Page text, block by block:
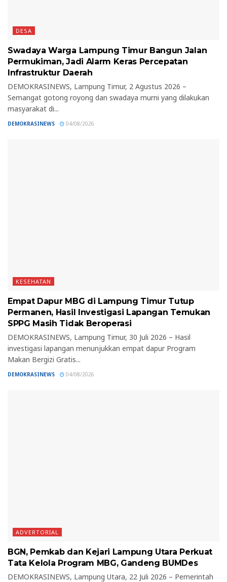
DESA
Swadaya Warga Lampung Timur Bangun Jalan
Permukiman, Jadi Alarm Keras Percepatan
Infrastruktur Daerah
DEMOKRASINEWS, Lampung Timur, 2 Agustus 2026 –
Semangat gotong royong dan swadaya murni yang dilakukan
masyarakat di...
DEMOKRASINEWS 04/08/2026
KESEHATAN
Empat Dapur MBG di Lampung Timur Tutup
Permanen, Hasil Investigasi Lapangan Temukan
SPPG Masih Tidak Beroperasi
DEMOKRASINEWS, Lampung Timur, 30 Juli 2026 – Hasil
investigasi lapangan menunjukkan empat dapur Program
Makan Bergizi Gratis...
DEMOKRASINEWS 04/08/2026
ADVERTORIAL
BGN, Pemkab dan Kejari Lampung Utara Perkuat
Tata Kelola Program MBG, Gandeng BUMDes
DEMOKRASINEWS, Lampung Utara, 22 Juli 2026 – Pemerintah